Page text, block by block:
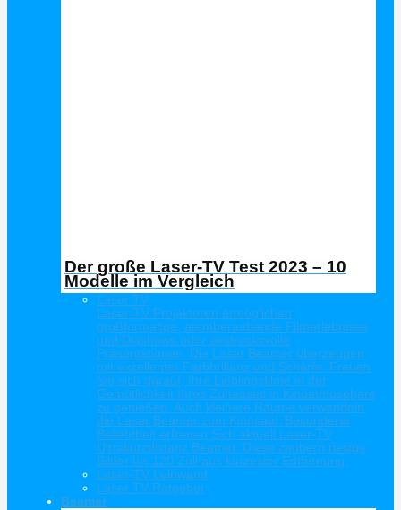
Der große Laser-TV Test 2023 – 10
Modelle im Vergleich
Laser TV
Laser-TV Projektoren ermöglichen
großformatige, atemberaubende Filmerlebnisse
und Diashows oder eindrucksvolle
Präsentationen. Die Laser Beamer überzeugen
mit exzellenter Farbbrillanz und Schärfe. Freuen
Sie sich darauf, Ihre Lieblingsfilme in der
Gemütlichkeit Ihres Zuhauses in Kinoatmosphäre
zu genießen. Auch kleinere Räume verwandeln
die Laser Beamer zum Kinosaal. Besonderer
Beliebtheit erfreuen Sich aktuell Laser-TV
Ultrakurzdistanz Beamer. Diese zaubern riesige
Bilder bis 120 Zoll aus kürzester Entfernung.
Laser-TV Leinwand
Laser TV Ratgeber
Beamer